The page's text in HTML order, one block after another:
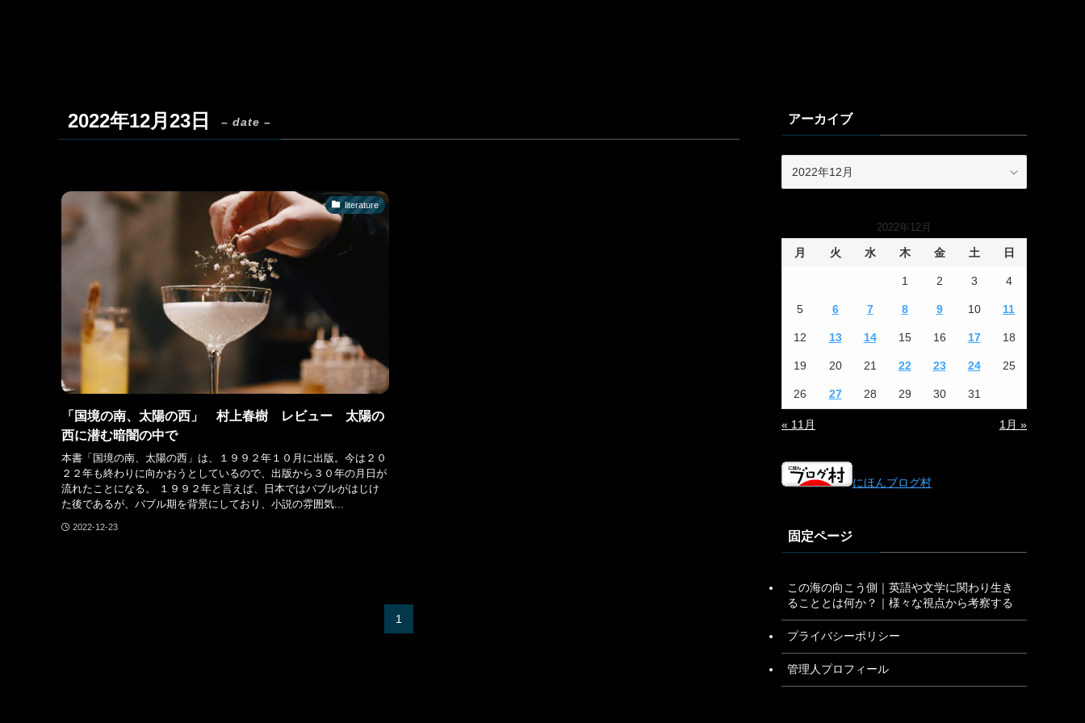
2022年12月23日 – date –
literature
「国境の南、太陽の西」 村上春樹 レビュー 太陽の
西に潜む暗闇の中で
本書「国境の南、太陽の西」は、１９９２年１０月に出版。今は２０
２２年も終わりに向かおうとしているので、出版から３０年の月日が
流れたことになる。 １９９２年と言えば、日本ではバブルがはじけ
た後であるが、バブル期を背景にしており、小説の雰囲気...
2022-12-23
1
アーカイブ
2022年12月
月 火 水 木 金 土 日
1 2 3 4
5 6 7 8 9 10 11
12 13 14 15 16 17 18
19 20 21 22 23 24 25
26 27 28 29 30 31
« 11月 1月 »
にほんブログ村
固定ページ
この海の向こう側｜英語や文学に関わり生き
ることとは何か？｜様々な視点から考察する
プライバシーポリシー
管理人プロフィール